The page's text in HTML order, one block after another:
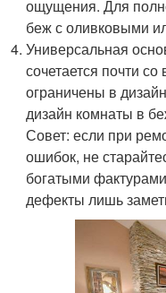
ощущения. Для
беж с оливковыми
Универсальная
сочетается почти
ограничены в
дизайн комнаты в
Совет: если при
ошибок, не
богатыми
дефекты лишь